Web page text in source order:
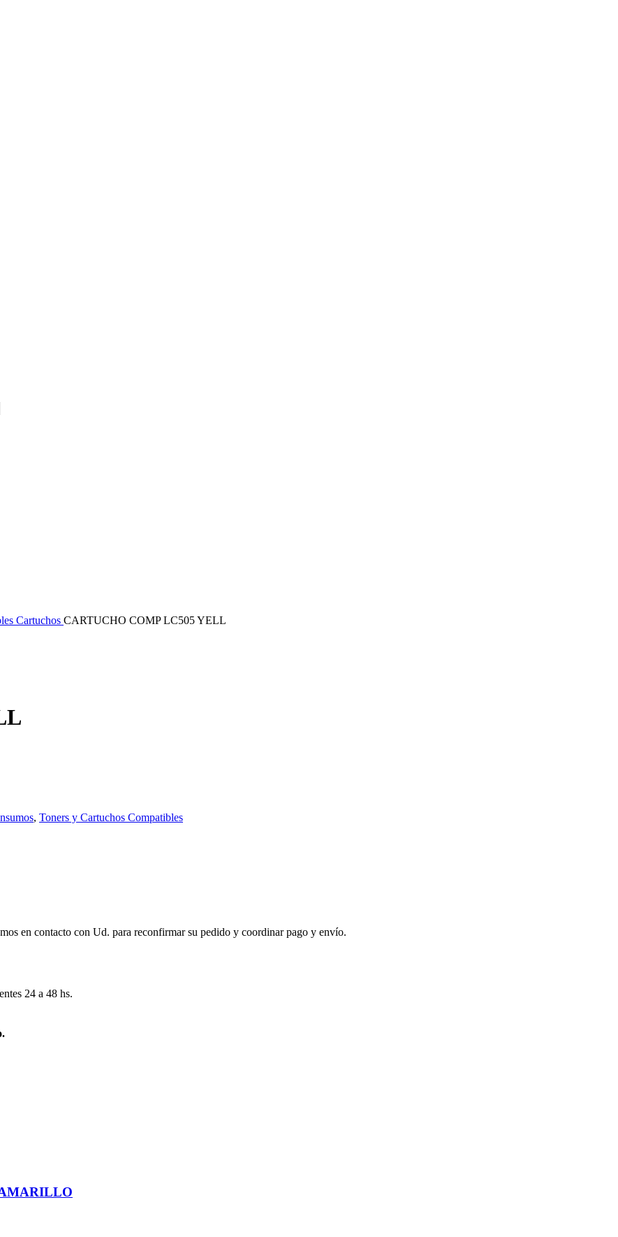
Cartuchos CARTUCHO COMP LC505 YELL
, Toners y Cartuchos Compatibles
en contacto con Ud. para reconfirmar su pedido y coordinar pago y envío.
24 a 48 hs.